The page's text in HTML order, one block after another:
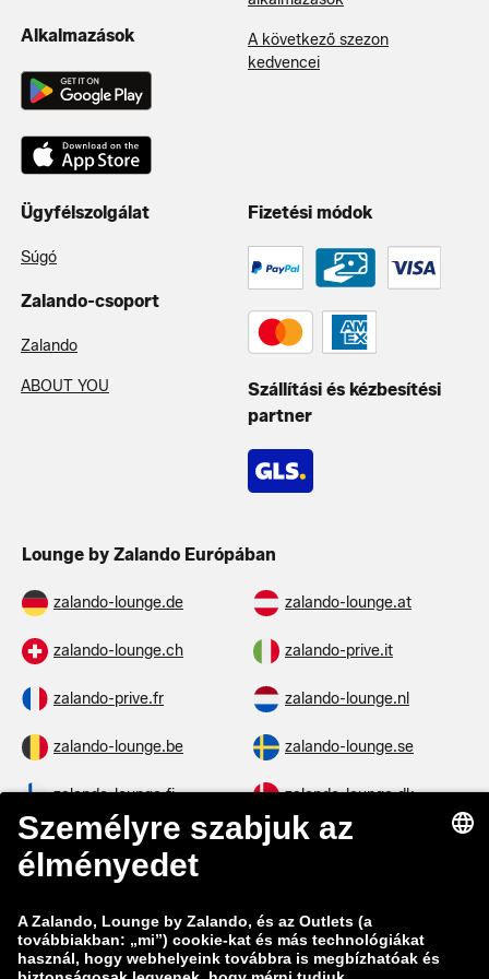
Alkalmazások
A következő szezon
kedvencei
Ügyfélszolgálat
Súgó
Zalando-csoport
Zalando
ABOUT YOU
Fizetési módok
Szállítási és kézbesítési
partner
Lounge by Zalando Európában
zalando-lounge.de zalando-lounge.at
zalando-lounge.ch zalando-prive.it
zalando-prive.fr zalando-lounge.nl
zalando-lounge.be zalando-lounge.se
zalando-lounge.fi zalando-lounge.dk
zalando-lounge.co.uk zalando-lounge.pl
zalando-lounge.lt zalando-lounge.sk